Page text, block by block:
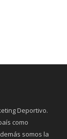
Deportivo.
como
somos la